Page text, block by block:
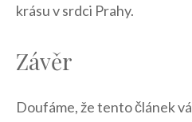
krásu v srdci Prahy.
Závěr
Doufáme, že tento⁢ článek⁢